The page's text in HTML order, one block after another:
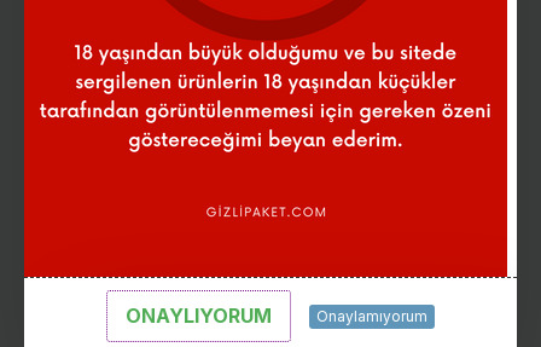
ONAYLIYORUM Onaylamıyorum
GizliPaket GizliPaket